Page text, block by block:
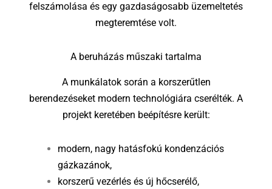
felszámolása és egy gazdaságosabb üzemeltetés
megteremtése volt.
A beruházás műszaki tartalma
A munkálatok során a korszerűtlen
berendezéseket modern technológiára cserélték. A
projekt keretében beépítésre került:
modern, nagy hatásfokú kondenzációs
gázkazánok,
korszerű vezérlés és új hőcserélő,